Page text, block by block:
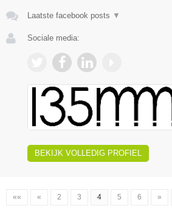
Laatste facebook posts ▼
Sociale media:
BEKIJK VOLLEDIG PROFIEL
«« « 2 3 4 5 6 »